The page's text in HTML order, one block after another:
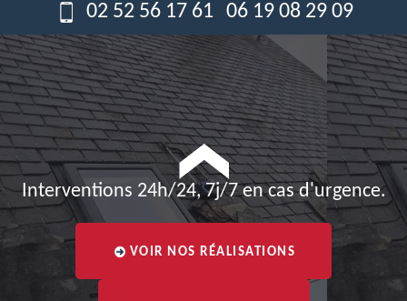
02 52 56 17 61 06 19 08 29 09
Interventions 24h/24, 7j/7 en cas d'urgence.
VOIR NOS RÉALISATIONS